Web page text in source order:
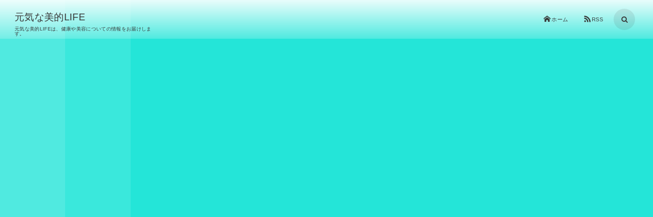
元気な美的LIFE
元気な美的LIFEは、健康や美容についての情報をお届けしま
す。
ホーム RSS